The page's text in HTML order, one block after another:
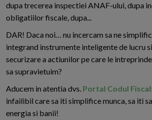
dupa trecerea inspectiei ANAF-ului, dupa
obligatiilor fiscale, dupa...
DAR! Daca noi… nu incercam sa ne
integrand instrumente inteligente de lucru
securizare a actiunilor pe care le
sa supravietuim?
Aducem in atentia dvs. Portal Codul Fiscal:
infailibil care sa iti simplifice munca, sa iti
energia si banii!